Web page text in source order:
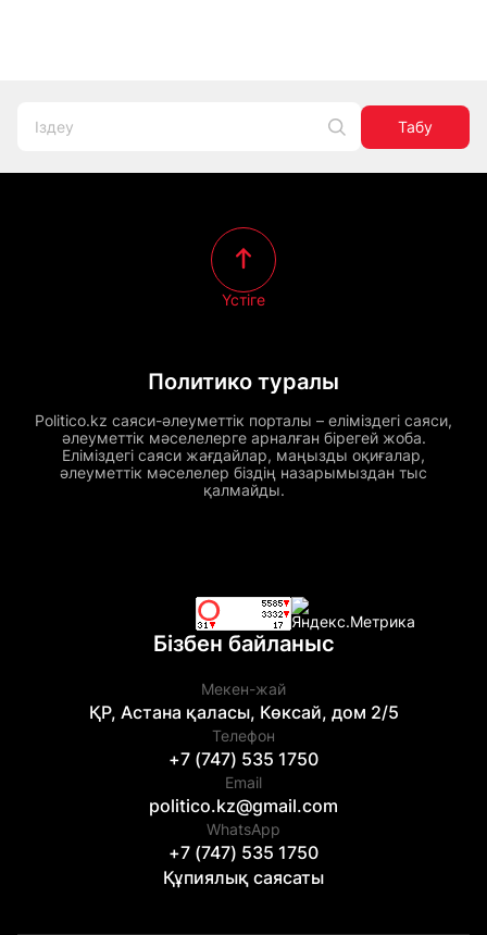
Табу
Политико туралы
Politico.kz саяси-әлеуметтік порталы – еліміздегі саяси,
әлеуметтік мәселелерге арналған бірегей жоба.
Еліміздегі саяси жағдайлар, маңызды оқиғалар,
әлеуметтік мәселелер біздің назарымыздан тыс
қалмайды.
Үстіге
Бізбен байланыс
Мекен-жай
ҚР, Астана қаласы, Көксай, дом 2/5
Телефон
+7 (747) 535 1750
Email
politico.kz@gmail.com
WhatsApp
+7 (747) 535 1750
Құпиялық саясаты